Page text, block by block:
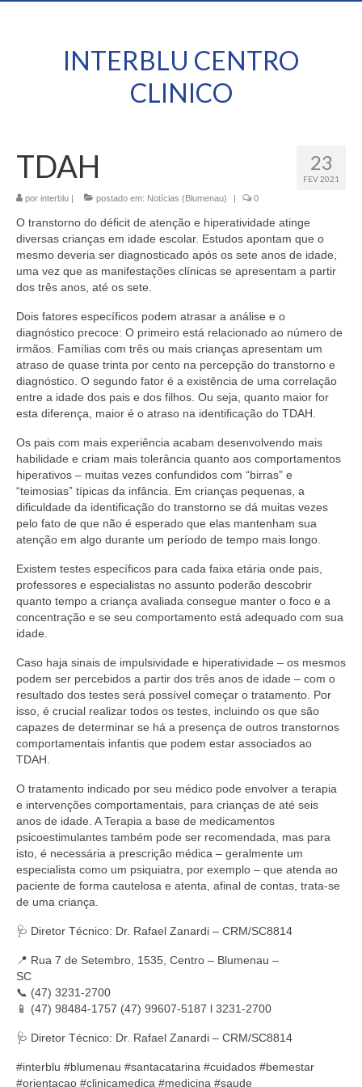
INTERBLU CENTRO
CLINICO
23
FEV 2021
TDAH
por interblu | postado em: Notícias (Blumenau) | 0
O transtorno do déficit de atenção e hiperatividade atinge
diversas crianças em idade escolar. Estudos apontam que o
mesmo deveria ser diagnosticado após os sete anos de idade,
uma vez que as manifestações clínicas se apresentam a partir
dos três anos, até os sete.
Dois fatores específicos podem atrasar a análise e o
diagnóstico precoce: O primeiro está relacionado ao número de
irmãos. Famílias com três ou mais crianças apresentam um
atraso de quase trinta por cento na percepção do transtorno e
diagnóstico. O segundo fator é a existência de uma correlação
entre a idade dos pais e dos filhos. Ou seja, quanto maior for
esta diferença, maior é o atraso na identificação do TDAH.
Os pais com mais experiência acabam desenvolvendo mais
habilidade e criam mais tolerância quanto aos comportamentos
hiperativos – muitas vezes confundidos com “birras” e
“teimosias” típicas da infância. Em crianças pequenas, a
dificuldade da identificação do transtorno se dá muitas vezes
pelo fato de que não é esperado que elas mantenham sua
atenção em algo durante um período de tempo mais longo.
Existem testes específicos para cada faixa etária onde pais,
professores e especialistas no assunto poderão descobrir
quanto tempo a criança avaliada consegue manter o foco e a
concentração e se seu comportamento está adequado com sua
idade.
Caso haja sinais de impulsividade e hiperatividade – os mesmos
podem ser percebidos a partir dos três anos de idade – com o
resultado dos testes será possível começar o tratamento. Por
isso, é crucial realizar todos os testes, incluindo os que são
capazes de determinar se há a presença de outros transtornos
comportamentais infantis que podem estar associados ao
TDAH.
O tratamento indicado por seu médico pode envolver a terapia
e intervenções comportamentais, para crianças de até seis
anos de idade. A Terapia a base de medicamentos
psicoestimulantes também pode ser recomendada, mas para
isto, é necessária a prescrição médica – geralmente um
especialista como um psiquiatra, por exemplo – que atenda ao
paciente de forma cautelosa e atenta, afinal de contas, trata-se
de uma criança.
🩺 Diretor Técnico: Dr. Rafael Zanardi – CRM/SC8814
📍 Rua 7 de Setembro, 1535, Centro – Blumenau –
SC⠀⠀⠀⠀⠀⠀⠀⠀
📞 (47) 3231-2700⠀⠀⠀⠀⠀⠀⠀⠀
📱 (47) 98484-1757 (47) 99607-5187 l 3231-2700⠀
🩺 Diretor Técnico: Dr. Rafael Zanardi – CRM/SC8814
#interblu #blumenau #santacatarina #cuidados #bemestar
#orientacao #clinicamedica #medicina #saude